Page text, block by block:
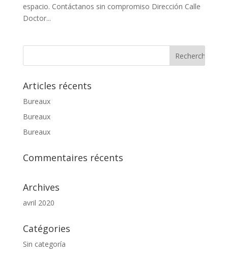
espacio. Contáctanos sin compromiso Dirección Calle
Doctor...
Articles récents
Bureaux
Bureaux
Bureaux
Commentaires récents
Archives
avril 2020
Catégories
Sin categoría